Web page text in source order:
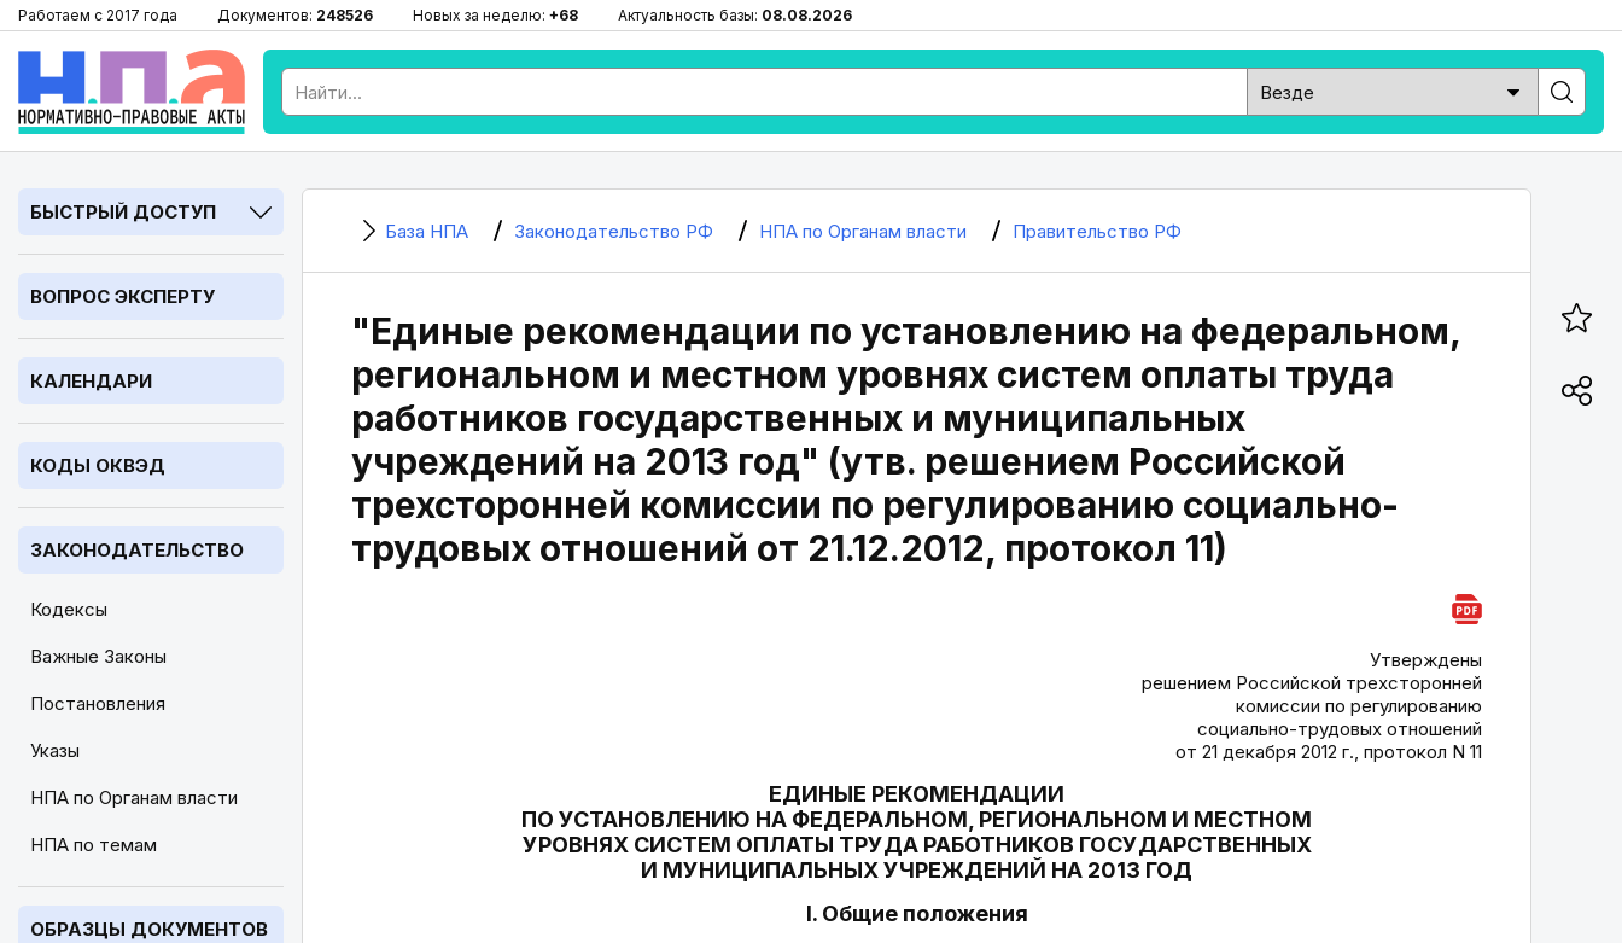
Работаем с 2017 года Документов: 248526 Новых за неделю: +68 Актуальность базы: 08.08.2026
БЫСТРЫЙ ДОСТУП
ВОПРОС ЭКСПЕРТУ
КАЛЕНДАРИ
КОДЫ ОКВЭД
ЗАКОНОДАТЕЛЬСТВО
Кодексы
Важные Законы
Постановления
Указы
НПА по Органам власти
НПА по темам
ОБРАЗЦЫ ДОКУМЕНТОВ
База НПА Законодательство РФ НПА по Органам власти Правительство РФ
"Единые рекомендации по установлению на федеральном,
региональном и местном уровнях систем оплаты труда
работников государственных и муниципальных
учреждений на 2013 год" (утв. решением Российской
трехсторонней комиссии по регулированию социально-
трудовых отношений от 21.12.2012, протокол 11)
Утверждены
решением Российской трехсторонней
комиссии по регулированию
социально-трудовых отношений
от 21 декабря 2012 г., протокол N 11
ЕДИНЫЕ РЕКОМЕНДАЦИИ
ПО УСТАНОВЛЕНИЮ НА ФЕДЕРАЛЬНОМ, РЕГИОНАЛЬНОМ И МЕСТНОМ
УРОВНЯХ СИСТЕМ ОПЛАТЫ ТРУДА РАБОТНИКОВ ГОСУДАРСТВЕННЫХ
И МУНИЦИПАЛЬНЫХ УЧРЕЖДЕНИЙ НА 2013 ГОД
I. Общие положения